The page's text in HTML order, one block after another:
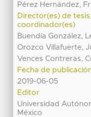
Pérez Hernández,
Director(es) de
coordinador(es)
Buendía González,
Orozco Villafuerte,
Vences Contreras,
Fecha de
2019-06-05
Editor
Universidad
México